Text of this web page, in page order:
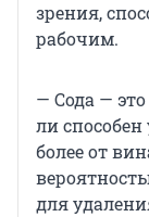
зрения,
рабочим.
— Сода —
ли
более от
для